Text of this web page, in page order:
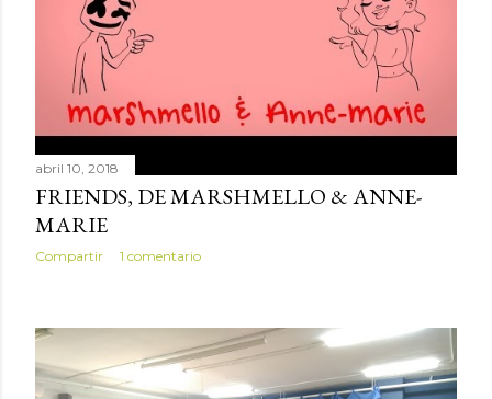
abril 10, 2018
FRIENDS, DE MARSHMELLO & ANNE-
MARIE
Compartir 1 comentario